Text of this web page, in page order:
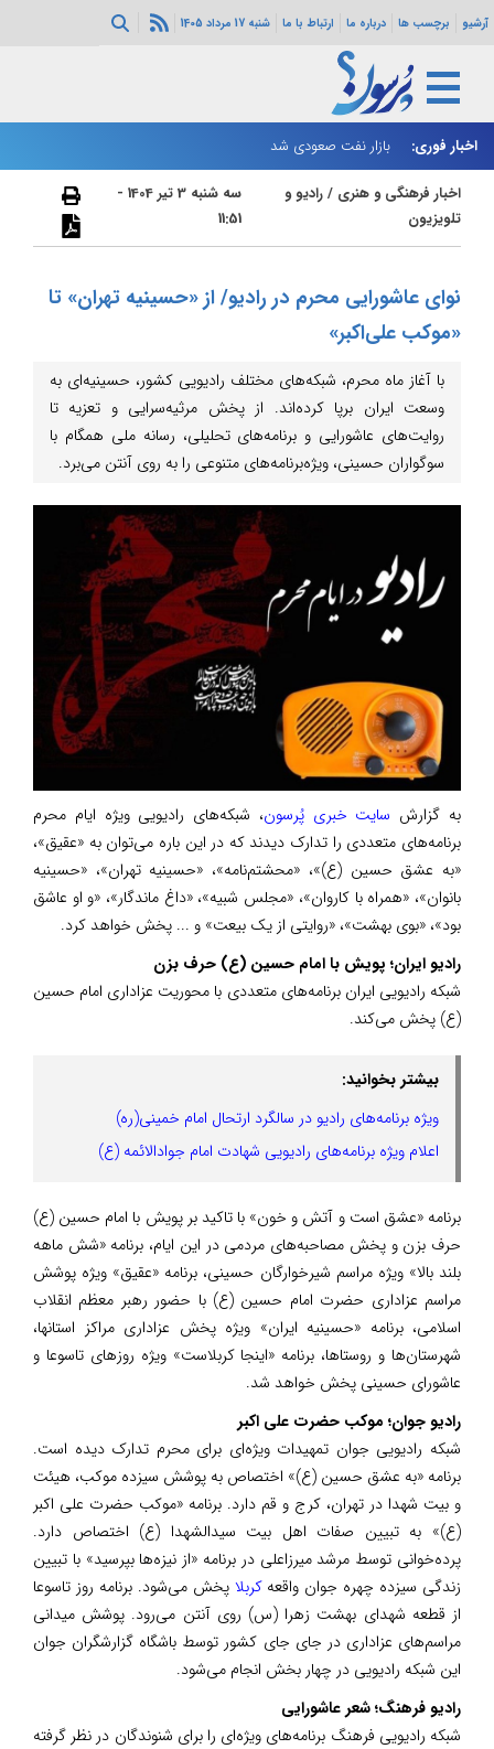
آرشیو برچسب ها درباره ما ارتباط با ما شنبه 17 مرداد 1405
اخبار فوری: بازار نفت صعودی شد
اخبار فرهنگی و هنری /رادیو و
تلویزیون
سه شنبه 3 تیر 1404 -
11:51
نوای عاشورایی محرم در رادیو/ از «حسینیه تهران» تا
«موکب علی‌اکبر»
با آغاز ماه محرم، شبکه‌های مختلف رادیویی کشور، حسینیه‌ای به
وسعت ایران برپا کرده‌اند. از پخش مرثیه‌سرایی و تعزیه تا
روایت‌های عاشورایی و برنامه‌های تحلیلی، رسانه ملی همگام با
سوگواران حسینی، ویژه‌برنامه‌های متنوعی را به روی آنتن می‌برد.
به گزارش سایت خبری پُرسون، شبکه‌های رادیویی ویژه ایام محرم
برنامه‌های متعددی را تدارک دیدند که در این باره می‌توان به «عقیق»،
«به عشق حسین (ع)»، «محشتم‌نامه»، «حسینیه تهران»، «حسینیه
بانوان»، «همراه با کاروان»، «مجلس شبیه»، «داغ ماندگار»، «و او عاشق
بود»، «بوی بهشت»، «روایتی از یک بیعت» و ... پخش خواهد کرد.
رادیو ایران؛ پویش با امام حسین (ع) حرف بزن
شبکه رادیویی ایران برنامه‌های متعددی با محوریت عزاداری امام حسین
(ع) پخش می‌کند.
بیشتر بخوانید:
ویژه برنامه‌های رادیو در سالگرد ارتحال امام خمینی(ره)
اعلام ویژه برنامه‌های رادیویی شهادت امام جوادالائمه (ع)
برنامه «عشق است و آتش و خون» با تاکید بر پویش با امام حسین (ع)
حرف بزن و پخش مصاحبه‌های مردمی در این ایام، برنامه «شش ماهه
بلند بالا» ویژه مراسم شیرخوارگان حسینی، برنامه «عقیق» ویژه پوشش
مراسم عزاداری حضرت امام حسین (ع) با حضور رهبر معظم انقلاب
اسلامی، برنامه «حسینیه ایران» ویژه پخش عزاداری مراکز استانها،
شهرستان‌ها و روستاها، برنامه «اینجا کربلاست» ویژه روز‌های تاسوعا و
عاشورای حسینی پخش خواهد شد.
رادیو جوان؛ موکب حضرت علی اکبر
شبکه رادیویی جوان تمهیدات ویژه‌ای برای محرم تدارک دیده است.
برنامه «به عشق حسین (ع)» اختصاص به پوشش سیزده موکب، هیئت
و بیت شهدا در تهران، کرج و قم دارد. برنامه «موکب حضرت علی اکبر
(ع)» به تبیین صفات اهل بیت سیدالشهدا (ع) اختصاص دارد.
پرده‌خوانی توسط مرشد میرزاعلی در برنامه «از نیزه‌ها بپرسید» با تبیین
زندگی سیزده چهره جوان واقعهکربلا پخش می‌شود. برنامه روز تاسوعا
از قطعه شهدای بهشت زهرا (س) روی آنتن می‌رود. پوشش میدانی
مراسم‌های عزاداری در جای جای کشور توسط باشگاه گزارشگران جوان
این شبکه رادیویی در چهار بخش انجام می‌شود.
رادیو فرهنگ؛ شعر عاشورایی
شبکه رادیویی فرهنگ برنامه‌های ویژه‌ای را برای شنوندگان در نظر گرفته